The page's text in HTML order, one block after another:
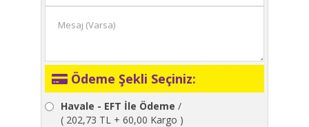
Ödeme Şekli Seçiniz:
Havale - EFT İle Ödeme /
( 202,73 TL + 60,00 Kargo )